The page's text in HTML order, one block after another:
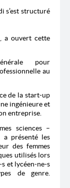
s’est structuré
a ouvert cette
pour
au
de la start-up
ingénieure et
entreprise.
sciences –
a présenté les
des femmes
utilisés lors
et lycéen-ne-s
de genre.